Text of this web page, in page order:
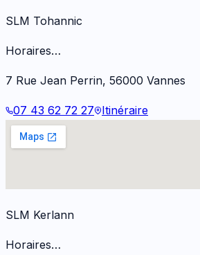
SLM Tohannic
Horaires…
7 Rue Jean Perrin, 56000 Vannes
07 43 62 72 27 Itinéraire
SLM Kerlann
Horaires…